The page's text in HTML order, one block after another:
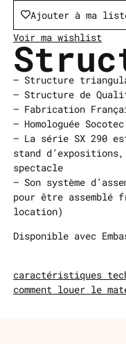
Ajouter à ma
Voir ma wishlist
– Structure
– Structure de
– Fabrication
– Homologuée Socotec
– La série SX 290
stand
spectacle
– Son système
pour être assemblé
location)
Disponible avec
caractéristiques
comment louer le